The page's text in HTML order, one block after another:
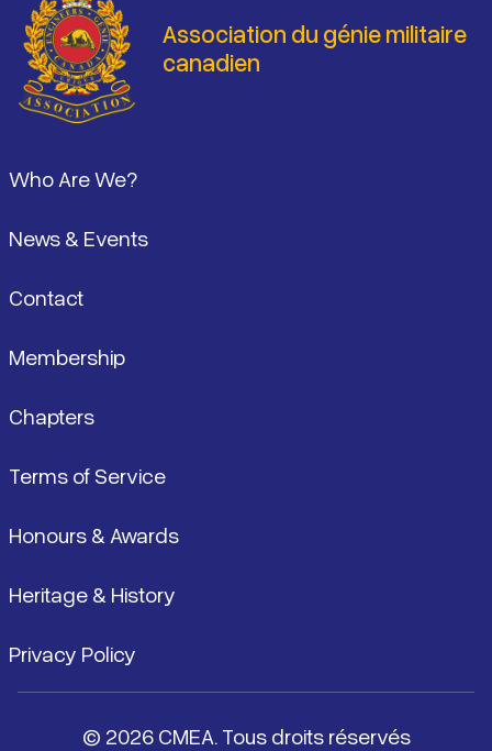
Association du génie militaire
canadien
Who Are We?
News & Events
Contact
Membership
Chapters
Terms of Service
Honours & Awards
Heritage & History
Privacy Policy
© 2026 CMEA. Tous droits réservés